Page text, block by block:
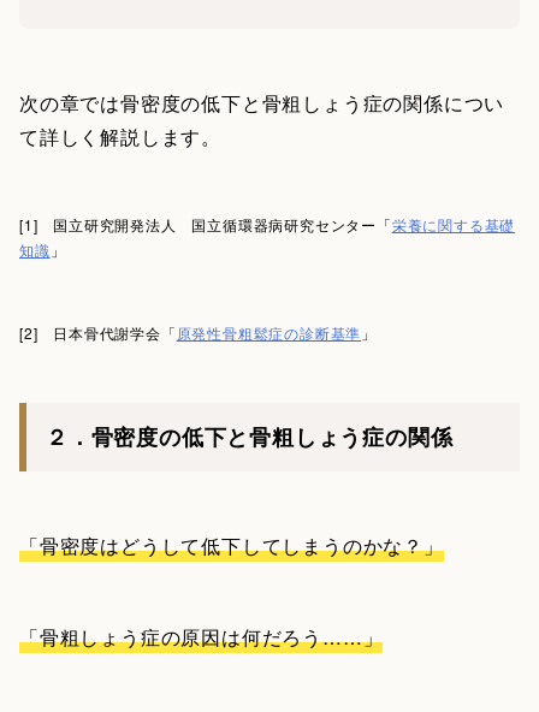
次の章では骨密度の低下と骨粗しょう症の関係につい
て詳しく解説します。
[1] 国立研究開発法人 国立循環器病研究センター「栄養に関する基礎
知識 」
[2] 日本骨代謝学会「原発性骨粗鬆症の診断基準 」
２．骨密度の低下と骨粗しょう症の関係
「骨密度はどうして低下してしまうのかな？」
「骨粗しょう症の原因は何だろう……」